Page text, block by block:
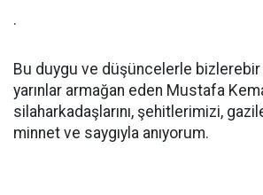
.
Bu duygu ve düşüncelerle bizlerebir
yarınlar armağan eden Mustafa
silaharkadaşlarını, şehitlerimizi,
minnet ve saygıyla anıyorum.